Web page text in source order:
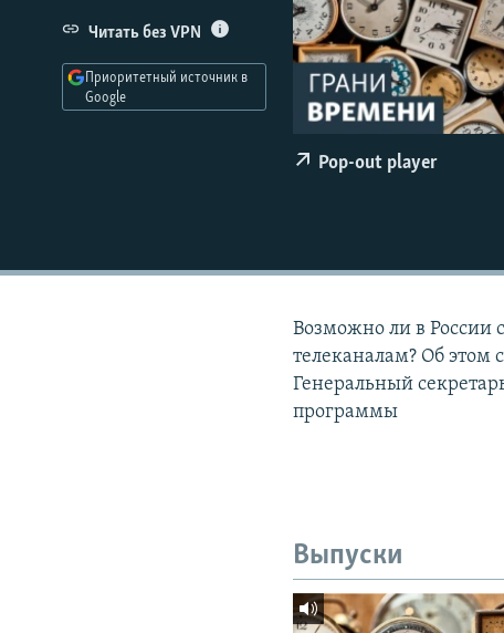
Вернутся
КАВКАЗ.РЕАЛИИ
СЕВЕР.РЕАЛИИ
СИБИРЬ.РЕАЛИИ
Pop-out player
Читать без VPN
Приоритетный источник в
Google
Возможно ли в России
телеканалам? Об
Генеральный
программы
Выпуски